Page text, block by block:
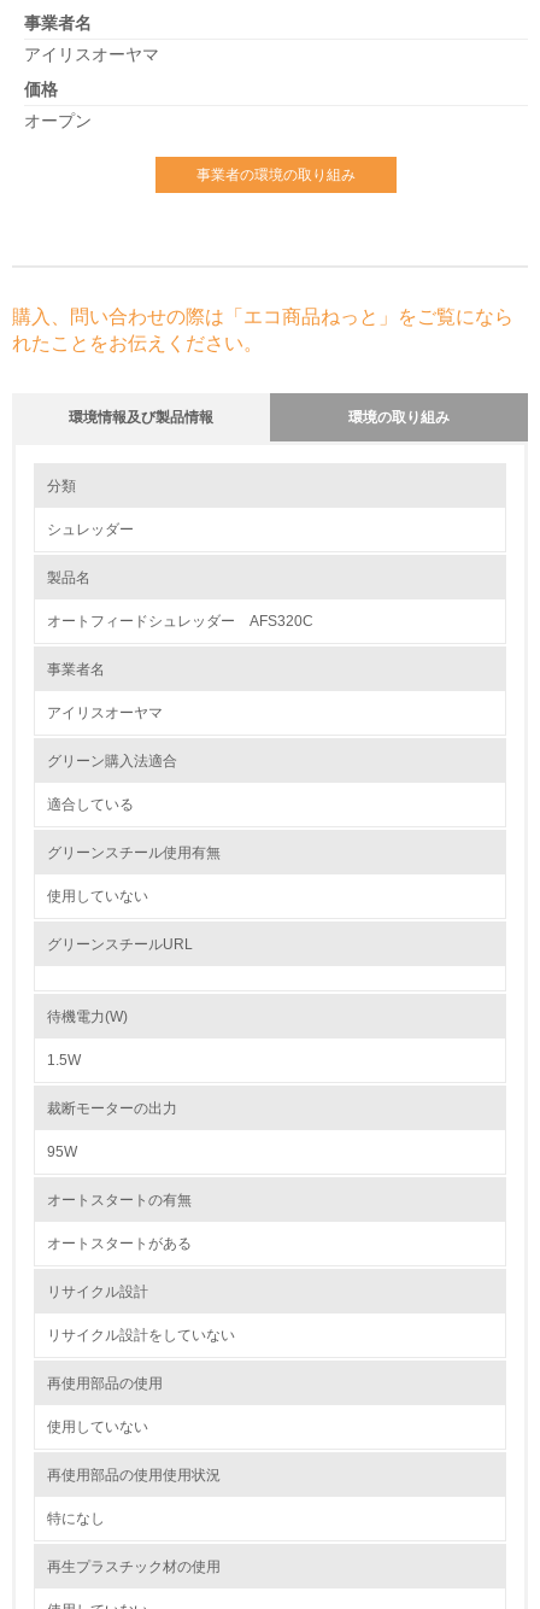
事業者名
アイリスオーヤマ
価格
オープン
事業者の環境の取り組み
購入、問い合わせの際は「エコ商品ねっと」をご覧になら
れたことをお伝えください。
環境情報及び製品情報 環境の取り組み
1.環境取り組み体制
かしている
従業員が環境方針に基づいて自分の業務の中で行うべき環
→ 導入している規格名 ISO14001
第三者認証を取得している
2.環境への取り組み
資源・エネルギー
分類
シュレッダー
製品名
オートフィードシュレッダー AFS320C
事業者名
アイリスオーヤマ
グリーン購入法適合
適合している
グリーンスチール使用有無
使用していない
グリーンスチールURL
待機電力(W)
1.5W
裁断モーターの出力
95W
オートスタートの有無
オートスタートがある
リサイクル設計
リサイクル設計をしていない
再使用部品の使用
使用していない
再使用部品の使用使用状況
特になし
再生プラスチック材の使用